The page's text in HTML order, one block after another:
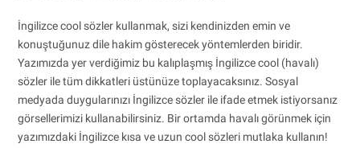
İngilizce cool sözler kullanmak, sizi kendinizden emin ve
konuştuğunuz dile hakim gösterecek yöntemlerden biridir.
Yazımızda yer verdiğimiz bu kalıplaşmış İngilizce cool (havalı)
sözler ile tüm dikkatleri üstünüze toplayacaksınız. Sosyal
medyada duygularınızı İngilizce sözler ile ifade etmek istiyorsanız
görsellerimizi kullanabilirsiniz. Bir ortamda havalı görünmek için
yazımızdaki İngilizce kısa ve uzun cool sözleri mutlaka kullanın!